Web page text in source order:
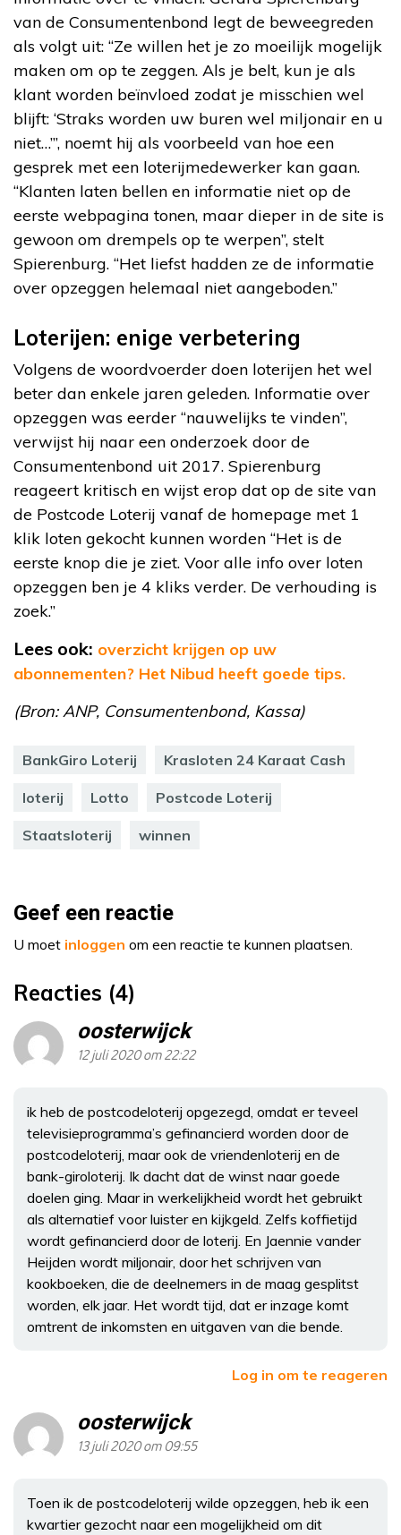
van de Consumentenbond legt de beweegreden
als volgt uit: “Ze willen het je zo moeilijk mogelijk
maken om op te zeggen. Als je belt, kun je als
klant worden beïnvloed zodat je misschien wel
blijft: ‘Straks worden uw buren wel miljonair en u
niet…’”, noemt hij als voorbeeld van hoe een
gesprek met een loterijmedewerker kan gaan.
“Klanten laten bellen en informatie niet op de
eerste webpagina tonen, maar dieper in de site is
gewoon om drempels op te werpen”, stelt
Spierenburg. “Het liefst hadden ze de informatie
over opzeggen helemaal niet aangeboden.”
Loterijen: enige verbetering
Volgens de woordvoerder doen loterijen het wel
beter dan enkele jaren geleden. Informatie over
opzeggen was eerder “nauwelijks te vinden”,
verwijst hij naar een onderzoek door de
Consumentenbond uit 2017. Spierenburg
reageert kritisch en wijst erop dat op de site van
de Postcode Loterij vanaf de homepage met 1
klik loten gekocht kunnen worden “Het is de
eerste knop die je ziet. Voor alle info over loten
opzeggen ben je 4 kliks verder. De verhouding is
zoek.”
Lees ook: overzicht krijgen op uw
abonnementen? Het Nibud heeft goede tips.
(Bron: ANP, Consumentenbond, Kassa)
BankGiro Loterij Krasloten 24 Karaat Cash
loterij Lotto Postcode Loterij
Staatsloterij winnen
Geef een reactie
U moet inloggen om een reactie te kunnen plaatsen.
Reacties (4)
oosterwijck
12 juli 2020 om 22:22
ik heb de postcodeloterij opgezegd, omdat er teveel
televisieprogramma’s gefinancierd worden door de
postcodeloterij, maar ook de vriendenloterij en de
bank-giroloterij. Ik dacht dat de winst naar goede
doelen ging. Maar in werkelijkheid wordt het gebruikt
als alternatief voor luister en kijkgeld. Zelfs koffietijd
wordt gefinancierd door de loterij. En Jaennie vander
Heijden wordt miljonair, door het schrijven van
kookboeken, die de deelnemers in de maag gesplitst
worden, elk jaar. Het wordt tijd, dat er inzage komt
omtrent de inkomsten en uitgaven van die bende.
Log in om te reageren
oosterwijck
13 juli 2020 om 09:55
Toen ik de postcodeloterij wilde opzeggen, heb ik een
kwartier gezocht naar een mogelijkheid om dit